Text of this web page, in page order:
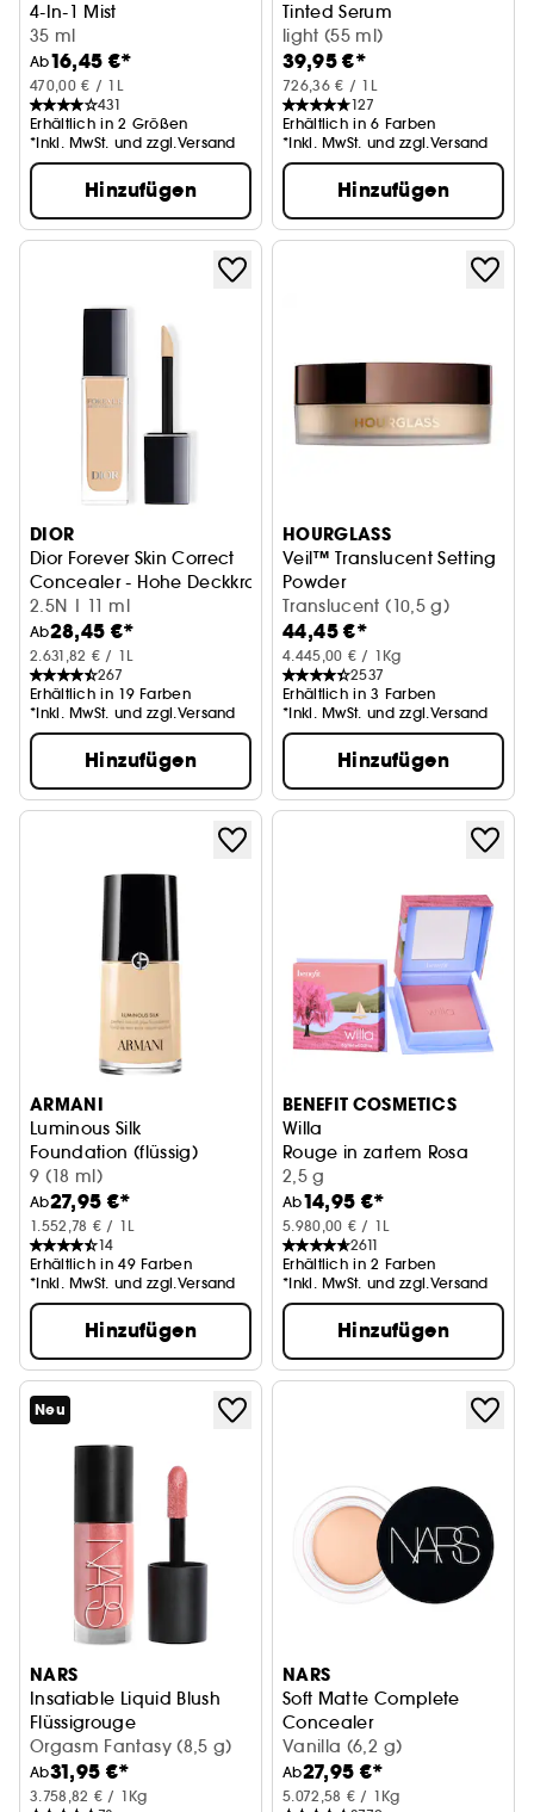
4-In-1 Mist
35 ml
Ab16,45 €*
470,00 € / 1L
431
Erhältlich in 2 Größen
*Inkl. MwSt. und zzgl.Versand
Hinzufügen
Tinted Serum
CC Korrigierendes Getöntes
light (55 ml)
39,95 €*
726,36 € / 1L
127
Erhältlich in 6 Farben
*Inkl. MwSt. und zzgl.Versand
Hinzufügen
DIOR
Dior Forever Skin Correct
Concealer - Hohe Deckkraft mit 24h-Halt
2.5N | 11 ml
Ab28,45 €*
2.631,82 € / 1L
267
Erhältlich in 19 Farben
*Inkl. MwSt. und zzgl.Versand
Hinzufügen
HOURGLASS
Veil™ Translucent Setting
Powder
Transparents Fixierpuder
Translucent (10,5 g)
44,45 €*
4.445,00 € / 1Kg
2537
Erhältlich in 3 Farben
*Inkl. MwSt. und zzgl.Versand
Hinzufügen
ARMANI
Luminous Silk
Foundation (flüssig)
9 (18 ml)
Ab27,95 €*
1.552,78 € / 1L
14
Erhältlich in 49 Farben
*Inkl. MwSt. und zzgl.Versand
Hinzufügen
BENEFIT COSMETICS
Willa
Rouge in zartem Rosa
2,5 g
Ab14,95 €*
5.980,00 € / 1L
2611
Erhältlich in 2 Farben
*Inkl. MwSt. und zzgl.Versand
Hinzufügen
Neu
NARS
Insatiable Liquid Blush
Flüssigrouge
Orgasm Fantasy (8,5 g)
Ab31,95 €*
3.758,82 € / 1Kg
NARS
Soft Matte Complete
Concealer
Mattierender Concealer
Vanilla (6,2 g)
Ab27,95 €*
5.072,58 € / 1Kg